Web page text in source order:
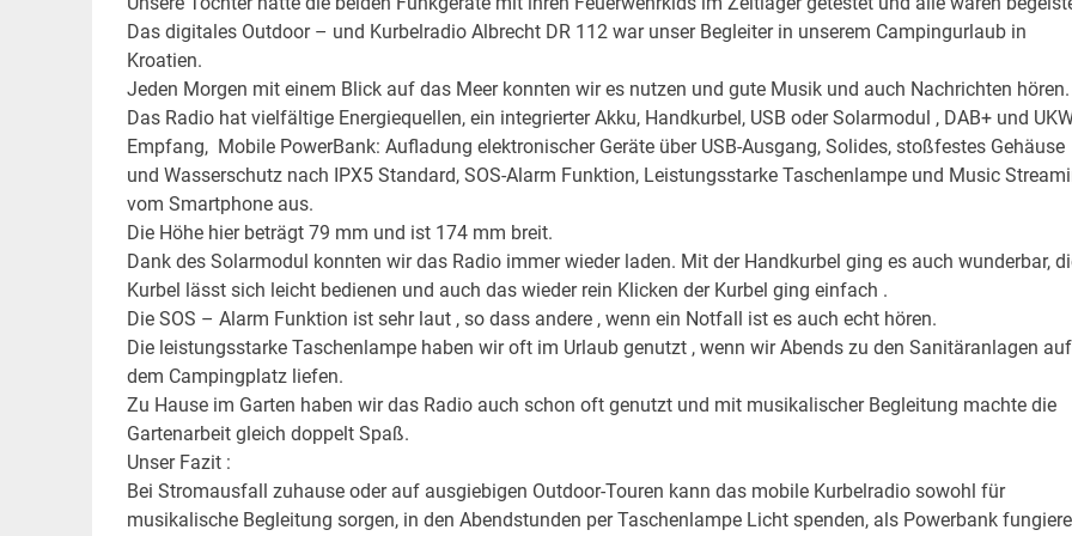
Das digitales Outdoor – und Kurbelradio Albrecht DR 112 war unser Begleiter in unserem Campingurlaub in
Kroatien.
Jeden Morgen mit einem Blick auf das Meer konnten wir es nutzen und gute Musik und auch Nachrichten hören.
Das Radio hat vielfältige Energiequellen, ein integrierter Akku, Handkurbel, USB oder Solarmodul , DAB+ und
Empfang, Mobile PowerBank: Aufladung elektronischer Geräte über USB-Ausgang, Solides, stoßfestes Gehäuse
und Wasserschutz nach IPX5 Standard, SOS-Alarm Funktion, Leistungsstarke Taschenlampe und Music
vom Smartphone aus.
Die Höhe hier beträgt 79 mm und ist 174 mm breit.
Dank des Solarmodul konnten wir das Radio immer wieder laden. Mit der Handkurbel ging es auch wunderbar,
Kurbel lässt sich leicht bedienen und auch das wieder rein Klicken der Kurbel ging einfach .
Die SOS – Alarm Funktion ist sehr laut , so dass andere , wenn ein Notfall ist es auch echt hören.
Die leistungsstarke Taschenlampe haben wir oft im Urlaub genutzt , wenn wir Abends zu den Sanitäranlagen auf
dem Campingplatz liefen.
Zu Hause im Garten haben wir das Radio auch schon oft genutzt und mit musikalischer Begleitung machte die
Gartenarbeit gleich doppelt Spaß.
Unser Fazit :
Bei Stromausfall zuhause oder auf ausgiebigen Outdoor-Touren kann das mobile Kurbelradio sowohl für
musikalische Begleitung sorgen, in den Abendstunden per Taschenlampe Licht spenden, als Powerbank